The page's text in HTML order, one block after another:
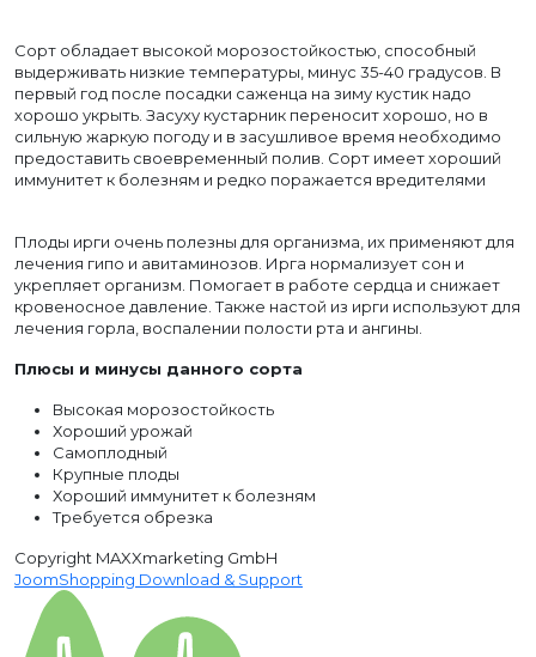
Сорт обладает высокой морозостойкостью, способный
выдерживать низкие температуры, минус 35-40 градусов. В
первый год после посадки саженца на зиму кустик надо
хорошо укрыть. Засуху кустарник переносит хорошо, но в
сильную жаркую погоду и в засушливое время необходимо
предоставить своевременный полив. Сорт имеет хороший
иммунитет к болезням и редко поражается вредителями
Плоды ирги очень полезны для организма, их применяют для
лечения гипо и авитаминозов. Ирга нормализует сон и
укрепляет организм. Помогает в работе сердца и снижает
кровеносное давление. Также настой из ирги используют для
лечения горла, воспалении полости рта и ангины.
Плюсы и минусы данного сорта
Высокая морозостойкость
Хороший урожай
Самоплодный
Крупные плоды
Хороший иммунитет к болезням
Требуется обрезка
Copyright MAXXmarketing GmbH
JoomShopping Download & Support